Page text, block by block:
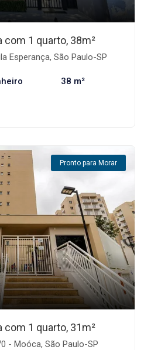
com 1 quarto, 38m²
Esperança, São Paulo-SP
38 m²
Pronto para Morar
com 1 quarto, 31m²
- Moóca, São Paulo-SP